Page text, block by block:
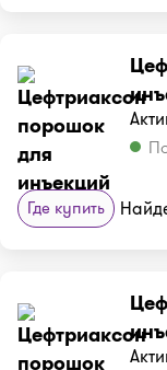
Где купить